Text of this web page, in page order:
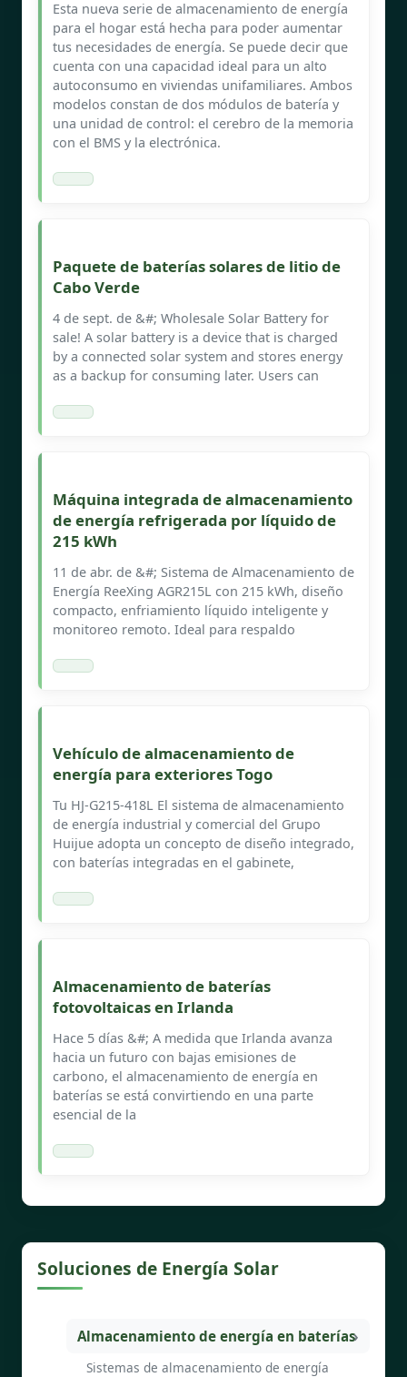
Esta nueva serie de almacenamiento de energía
para el hogar está hecha para poder aumentar
tus necesidades de energía. Se puede decir que
cuenta con una capacidad ideal para un alto
autoconsumo en viviendas unifamiliares. Ambos
modelos constan de dos módulos de batería y
una unidad de control: el cerebro de la memoria
con el BMS y la electrónica.
Paquete de baterías solares de litio de
Cabo Verde
4 de sept. de &#; Wholesale Solar Battery for
sale! A solar battery is a device that is charged
by a connected solar system and stores energy
as a backup for consuming later. Users can
Máquina integrada de almacenamiento
de energía refrigerada por líquido de
215 kWh
11 de abr. de &#; Sistema de Almacenamiento de
Energía ReeXing AGR215L con 215 kWh, diseño
compacto, enfriamiento líquido inteligente y
monitoreo remoto. Ideal para respaldo
Vehículo de almacenamiento de
energía para exteriores Togo
Tu HJ-G215-418L El sistema de almacenamiento
de energía industrial y comercial del Grupo
Huijue adopta un concepto de diseño integrado,
con baterías integradas en el gabinete,
Almacenamiento de baterías
fotovoltaicas en Irlanda
Hace 5 días &#; A medida que Irlanda avanza
hacia un futuro con bajas emisiones de
carbono, el almacenamiento de energía en
baterías se está convirtiendo en una parte
esencial de la
Soluciones de Energía Solar
Almacenamiento de energía en baterías
Sistemas de almacenamiento de energía